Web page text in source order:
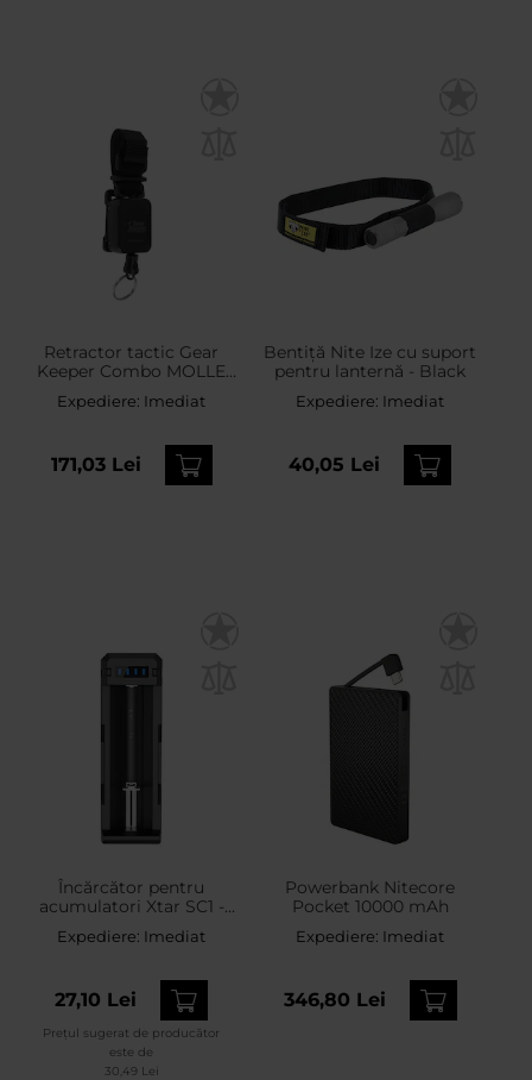
Retractor tactic Gear
Keeper Combo MOLLE
Mount 255 g
Expediere: Imediat
171,03 Lei
Bentiță Nite Ize cu suport
pentru lanternă - Black
Expediere: Imediat
40,05 Lei
Încărcător pentru
acumulatori Xtar SC1 -
Black
Expediere: Imediat
27,10 Lei
Prețul sugerat de producător
este de
30,49 Lei
Powerbank Nitecore
Pocket 10000 mAh
Expediere: Imediat
346,80 Lei